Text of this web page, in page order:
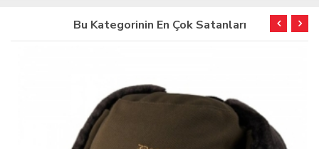
Bu Kategorinin En Çok Satanları